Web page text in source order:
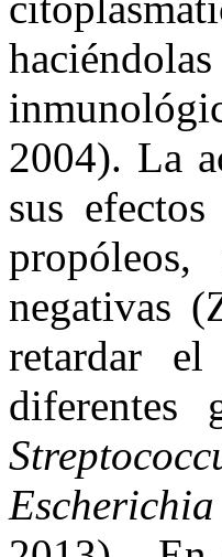
2004). La
sus
negativas
retardar
diferentes